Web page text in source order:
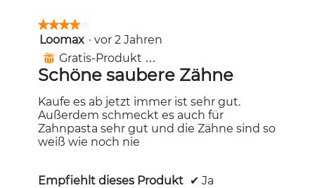
★★★★★
★★★★★
4
von
Sternen.
Loomax · vor 2 Jahren
⊞ Gratis-Produkt erhalten
Schöne saubere Zähne
Kaufe es ab jetzt immer ist sehr gut.
Außerdem schmeckt es auch für
Zahnpasta sehr gut und die Zähne sind so
weiß wie noch nie
Empfiehlt dieses Produkt ✔ Ja